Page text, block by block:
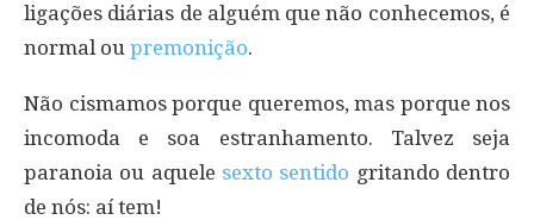
ligações diárias de alguém que não conhecemos, é
normal ou premonição.
Não cismamos porque queremos, mas porque nos
incomoda e soa estranhamento. Talvez seja
paranoia ou aquele sexto sentido gritando dentro
de nós: aí tem!